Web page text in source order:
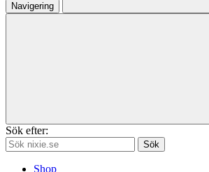
Navigering
Sök efter:
Sök
Shop